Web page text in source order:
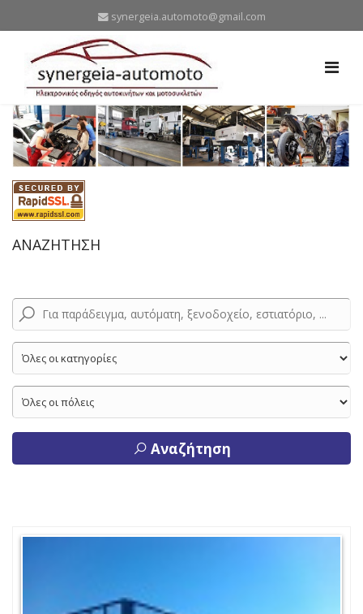
synergeia.automoto@gmail.com
ΑΝΑΖΗΤΗΣΗ
Αναζήτηση